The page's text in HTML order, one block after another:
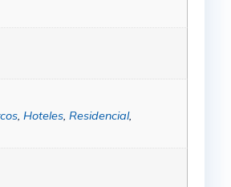
, Hoteles, Residencial,